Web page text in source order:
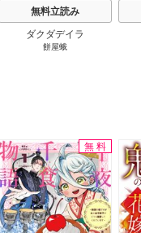
無料立読み
ダクダデイラ
餅屋蛾
無料